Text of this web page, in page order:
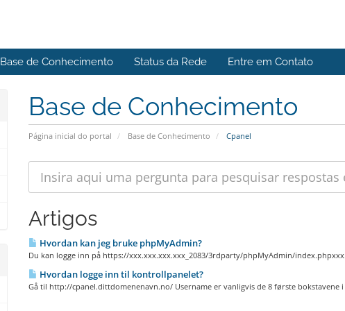
Base de Conhecimento Status da Rede Entre em Contato
Base de Conhecimento
Página inicial do portal Base de Conhecimento Cpanel
Artigos
Hvordan kan jeg bruke phpMyAdmin?
Du kan logge inn på https://xxx.xxx.xxx.xxx_2083/3rdparty/phpMyAdmin/
Hvordan logge inn til kontrollpanelet?
Gå til http://cpanel.dittdomenenavn.no/ Username er vanligvis de 8 første bokstavene